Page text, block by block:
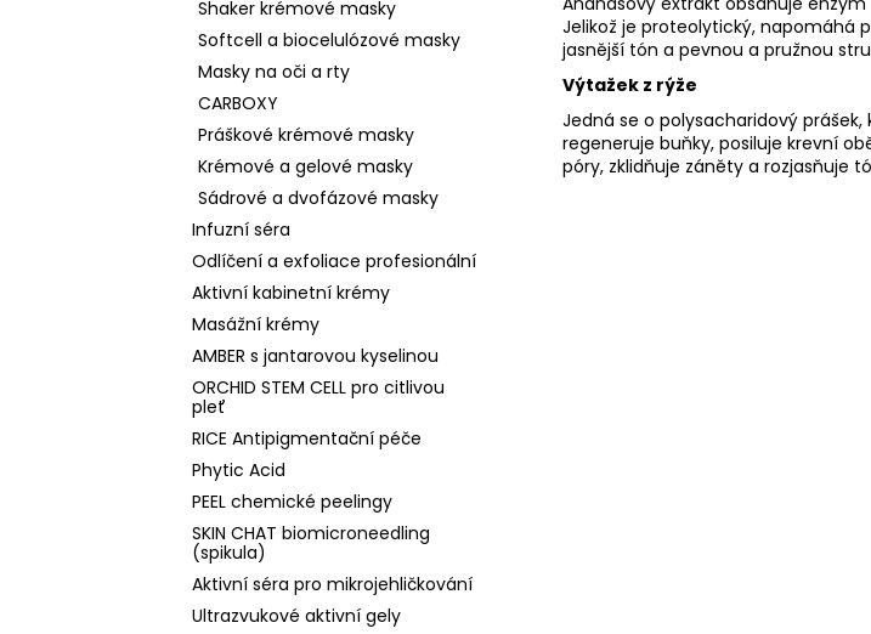
Shaker krémové masky
Softcell a biocelulózové masky
Masky na oči a rty
CARBOXY
Práškové krémové masky
Krémové a gelové masky
Sádrové a dvofázové masky
Infuzní séra
Odlíčení a exfoliace profesionální
Aktivní kabinetní krémy
Masážní krémy
AMBER s jantarovou kyselinou
ORCHID STEM CELL pro citlivou
pleť
RICE Antipigmentační péče
Phytic Acid
PEEL chemické peelingy
SKIN CHAT biomicroneedling
(spikula)
Aktivní séra pro mikrojehličkování
Ultrazvukové aktivní gely
Jelikož je proteolytický, napomáhá
jasnější tón a pevnou a pružnou
Výtažek z rýže
Jedná se o polysacharidový
regeneruje buňky, posiluje krevní
póry, zklidňuje záněty a rozjasňuje